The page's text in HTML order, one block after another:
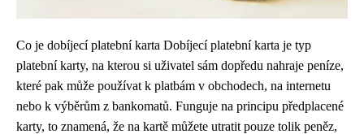
Co je dobíjecí platební karta Dobíjecí platební karta je typ
platební karty, na kterou si uživatel sám dopředu nahraje peníze,
které pak může používat k platbám v obchodech, na internetu
nebo k výběrům z bankomatů. Funguje na principu předplacené
karty, to znamená, že na kartě můžete utratit pouze tolik peněz,